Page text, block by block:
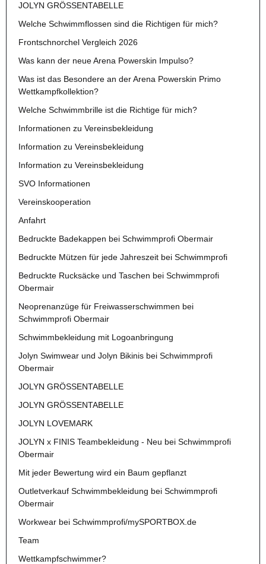
JOLYN GRÖSSENTABELLE
Welche Schwimmflossen sind die Richtigen für mich?
Frontschnorchel Vergleich 2026
Was kann der neue Arena Powerskin Impulso?
Was ist das Besondere an der Arena Powerskin Primo
Wettkampfkollektion?
Welche Schwimmbrille ist die Richtige für mich?
Informationen zu Vereinsbekleidung
Information zu Vereinsbekleidung
Information zu Vereinsbekleidung
SVO Informationen
Vereinskooperation
Anfahrt
Bedruckte Badekappen bei Schwimmprofi Obermair
Bedruckte Mützen für jede Jahreszeit bei Schwimmprofi
Bedruckte Rucksäcke und Taschen bei Schwimmprofi
Obermair
Neoprenanzüge für Freiwasserschwimmen bei
Schwimmprofi Obermair
Schwimmbekleidung mit Logoanbringung
Jolyn Swimwear und Jolyn Bikinis bei Schwimmprofi
Obermair
JOLYN GRÖSSENTABELLE
JOLYN GRÖSSENTABELLE
JOLYN LOVEMARK
JOLYN x FINIS Teambekleidung - Neu bei Schwimmprofi
Obermair
Mit jeder Bewertung wird ein Baum gepflanzt
Outletverkauf Schwimmbekleidung bei Schwimmprofi
Obermair
Workwear bei Schwimmprofi/mySPORTBOX.de
Team
Wettkampfschwimmer?